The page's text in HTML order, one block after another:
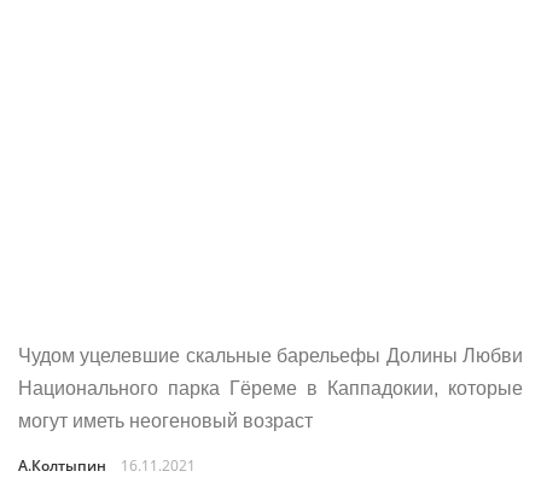
Чудом уцелевшие скальные барельефы Долины Любви
Национального парка Гёреме в Каппадокии, которые
могут иметь неогеновый возраст
А.Колтыпин 16.11.2021